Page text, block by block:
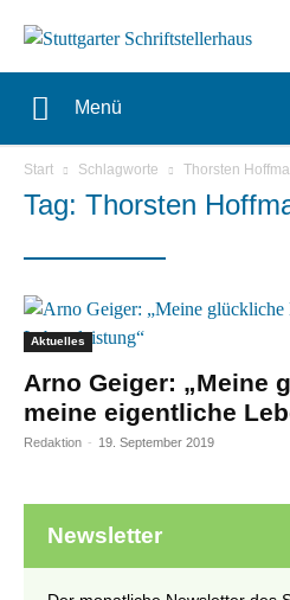
Menü
Start Schlagworte Thorsten
Tag: Thorsten
Aktuelles
Arno Geiger: „Meine
meine eigentliche
Redaktion - 19. September 2019
Newsletter